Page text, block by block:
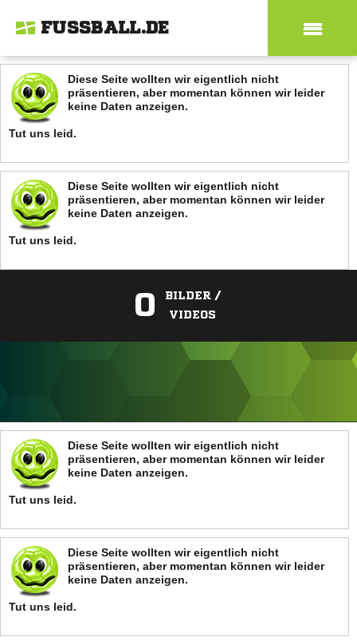
FUSSBALL.DE
Diese Seite wollten wir eigentlich nicht
präsentieren, aber momentan können wir leider
keine Daten anzeigen.
Tut uns leid.
Diese Seite wollten wir eigentlich nicht
präsentieren, aber momentan können wir leider
keine Daten anzeigen.
Tut uns leid.
0
BILDER /
VIDEOS
ANZEIGE
Diese Seite wollten wir eigentlich nicht
präsentieren, aber momentan können wir leider
keine Daten anzeigen.
Tut uns leid.
Diese Seite wollten wir eigentlich nicht
präsentieren, aber momentan können wir leider
keine Daten anzeigen.
Tut uns leid.